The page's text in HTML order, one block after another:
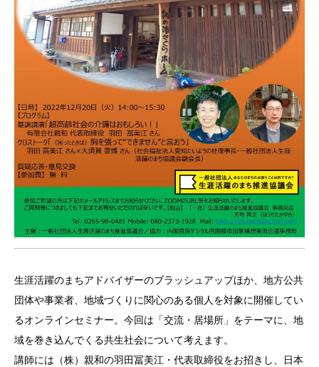
生涯活躍のまちアドバイザーのブラッシュアップほか、地方公共
団体や事業者、地域づくりに関心のある個人を対象に開催してい
るオンラインセミナー。今回は「交流・居場所」をテーマに、地
域を巻き込んでくる共生社会について考えます。
講師には（株）親和の羽田冨美江・代表取締役をお招きし、日本